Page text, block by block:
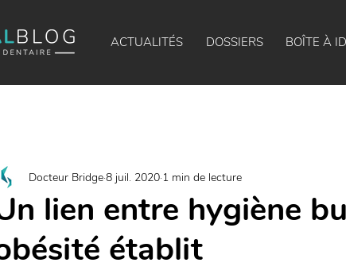
ACTUALITÉS DOSSIERS BOÎTE À
lien entre hygiène
établit
Docteur Bridge8 juil. 2020 1 min de lecture